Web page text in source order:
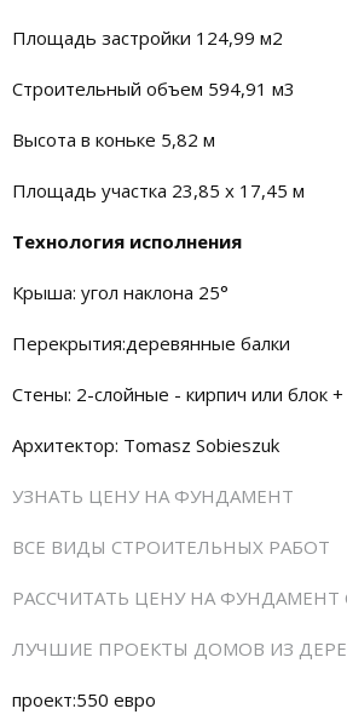
Площадь застройки 124,99 м2
Строительный объем 594,91 м3
Высота в коньке 5,82 м
Площадь участка 23,85 x 17,45 м
Технология исполнения
Крыша: угол наклона 25°
Перекрытия:деревянные балки
Стены: 2-слойные - кирпич или блок +
Архитектор: Tomasz Sobieszuk
УЗНАТЬ ЦЕНУ НА ФУНДАМЕНТ
ВСЕ ВИДЫ СТРОИТЕЛЬНЫХ РАБОТ
РАССЧИТАТЬ ЦЕНУ НА
ЛУЧШИЕ ПРОЕКТЫ ДОМОВ ИЗ
проект:550 евро